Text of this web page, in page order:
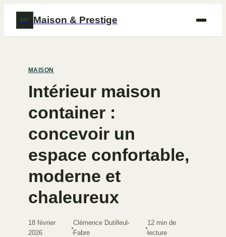
MP Maison & Prestige
MAISON
Intérieur maison
container :
concevoir un
espace confortable,
moderne et
chaleureux
18 février
2026
·
Clémence Dutilleul-
Fabre
·
12 min de
lecture